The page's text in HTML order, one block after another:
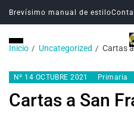
Brevísimo manual de estilo
Inicio Uncategorized Cartas
Nº 14 OCTUBRE 2021 Primaria
Cartas a San